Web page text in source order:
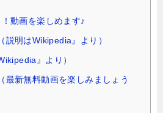
動画を楽しめます♪
明はWikipedia』より）
』より）
新無料動画を楽しみましょう